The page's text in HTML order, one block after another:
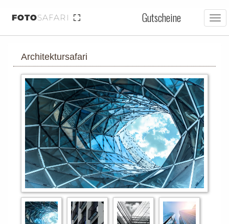
FOTOSAFARI Gutscheine
Architektursafari